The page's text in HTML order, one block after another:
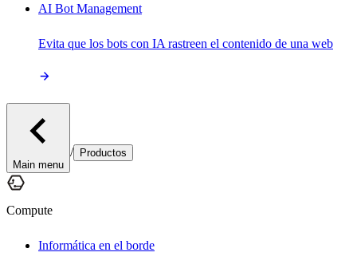
AI Bot Management
Evita que los bots con IA rastreen el contenido de una web
Main menu
/ Productos
Compute
Informática en el borde